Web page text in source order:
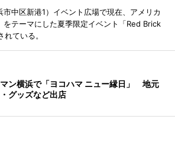
中区新港1）イベント広場で現在、アメリカ
をテーマにした夏季限定イベント「Red Brick
ている。
ン横浜で「ヨコハマ ニュー縁日」 地元
グッズなど出店